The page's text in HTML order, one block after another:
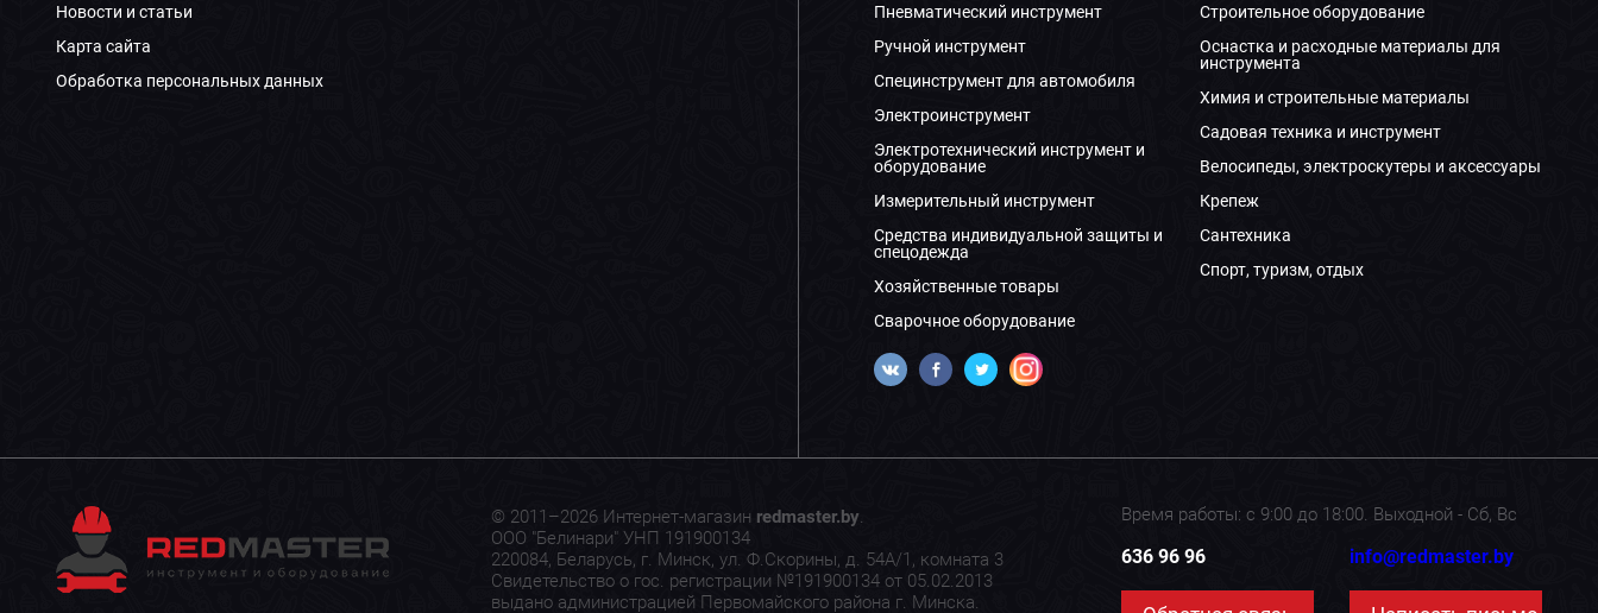
Новости и статьи
Карта сайта
Обработка персональных данных
Пневматический инструмент
Ручной инструмент
Специнструмент для автомобиля
Электроинструмент
Электротехнический инструмент и
оборудование
Измерительный инструмент
Средства индивидуальной защиты и
спецодежда
Хозяйственные товары
Сварочное оборудование
Строительное оборудование
Оснастка и расходные материалы для
инструмента
Химия и строительные материалы
Садовая техника и инструмент
Велосипеды, электроскутеры и аксессуары
Крепеж
Сантехника
Спорт, туризм, отдых
© 2011–2026 Интернет-магазин redmaster.by.
ООО "Белинари" УНП 191900134
220084, Беларусь, г. Минск, ул. Ф.Скорины, д. 54А/1, комната 3
Свидетельство о гос. регистрации №191900134 от 05.02.2013
выдано администрацией Первомайского района г. Минска.
Время работы: с 9:00 до 18:00. Выходной - Сб, Вс
636 96 96 info@redmaster.by